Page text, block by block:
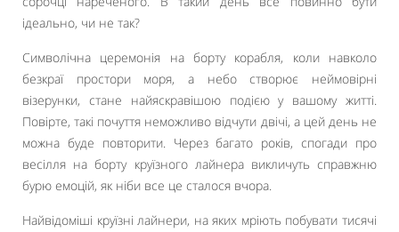
ідеально, чи не так?
Символічна церемонія на борту корабля, коли навколо
безкраї простори моря, а небо створює неймовірні
візерунки, стане найяскравішою подією у вашому житті.
Повірте, такі почуття неможливо відчути двічі, а цей день не
можна буде повторити. Через багато років, спогади про
весілля на борту круїзного лайнера викличуть справжню
бурю емоцій, як ніби все це сталося вчора.
Найвідоміші круїзні лайнери, на яких мріють побувати тисячі